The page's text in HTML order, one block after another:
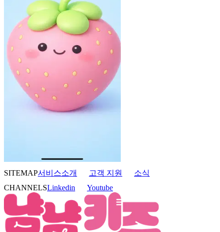
SITEMAP서비스소개 고객 지원
소식
CHANNELSLinkedin Youtube